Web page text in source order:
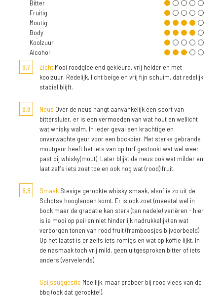
Bitter
Fruitig
Moutig
Body
Koolzuur
Alcohol
8,7
Zicht Mooi roodgloeiend gekleurd, vrij helder en met
koolzuur. Redelijk, licht beige en vrij fijn schuim, dat redelijk
stabiel blijft.
8,8 Neus Over de neus hangt aanvankelijk een soort van
bittersluier, er is een vermoeden van wat hout en wellicht
wat whisky walm. In ieder geval een krachtige en
onverwachte geur voor een bockbier. Met sterke gebrande
moutgeur heeft het iets van op turf gestookt wat wel weer
past bij whisky(mout). Later blijkt de neus ook wat milder en
laat zelfs iets zoet toe en ook nog wat (rood) fruit.
8,8 Smaak Stevige gerookte whisky smaak, alsof ie zo uit de
Schotse hooglanden komt. Er is ook zoet (meestal wel in
bock maar de gradatie kan sterk (ten nadele) variëren - hier
is ie mooi op peil en niet hinderlijk nadrukkelijk) en wat
verborgen tonen van rood fruit (framboosjes bijvoorbeeld).
Op het laatst is er zelfs iets romigs en wat op koffie lijkt. In
de nasmaak toch vrij mild, geen uitgesproken bitter of iets
anders (vervelends).
Spijssuggestie Moeilijk, maar probeer bij rood vlees van de
bbq (ook dat gerookte!).